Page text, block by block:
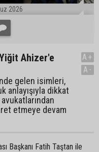
2026
Ahizer'e
gelen isimleri,
anlayışıyla dikkat
etmeye devam
A+
A-
Başkanı Fatih Taştan ile